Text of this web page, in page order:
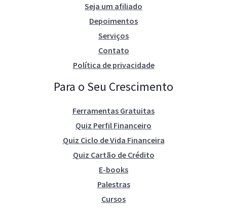
Seja um afiliado
Depoimentos
Serviços
Contato
Política de privacidade
Para o Seu Crescimento
Ferramentas Gratuitas
Quiz Perfil Financeiro
Quiz Ciclo de Vida Financeira
Quiz Cartão de Crédito
E-books
Palestras
Cursos